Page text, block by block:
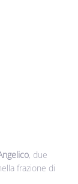
, due
frazione di